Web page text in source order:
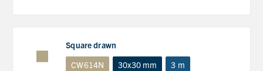
Square drawn
CW614N
30x30 mm 3 m